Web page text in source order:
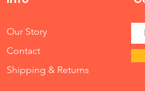
Our Story
Contact
Shipping & Returns